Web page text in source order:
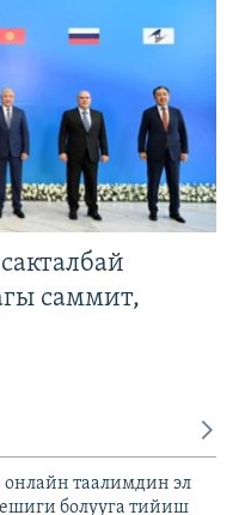
саммит,
онлайн таалимдин эл
болууга тийиш